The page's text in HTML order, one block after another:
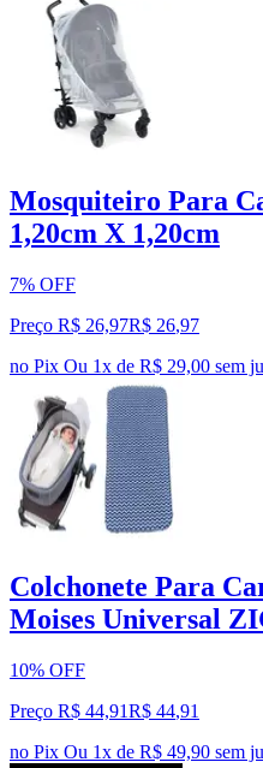
Mosquiteiro Para
1,20cm X 1,20cm
7% OFF
Preço R$ 26,97R$ 26,97
no Pix Ou 1x de R$ 29,00 sem
Colchonete Para
Moises Universal
10% OFF
Preço R$ 44,91R$ 44,91
no Pix Ou 1x de R$ 49,90 sem